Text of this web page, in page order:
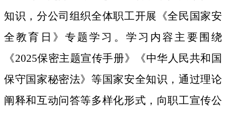
知识，分公司组织全体职工开展《全民国家安
全教育日》专题学习。学习内容主要围绕
《2025保密主题宣传手册》《中华人民共和国
保守国家秘密法》等国家安全知识，通过理论
阐释和互动问答等多样化形式，向职工宣传公